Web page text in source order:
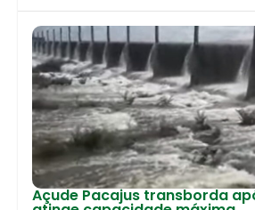
Açude Pacajus transborda